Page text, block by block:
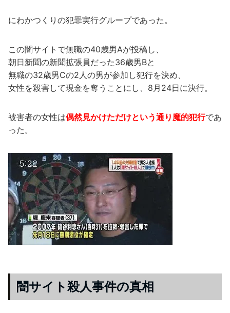
にわかつくりの犯罪実行グループであった。
この闇サイトで無職の40歳男Aが投稿し、
朝日新聞の新聞拡張員だった36歳男Bと
無職の32歳男Cの2人の男が参加し犯行を決め、
女性を殺害して現金を奪うことにし、8月24日に決行。
被害者の女性は偶然見かけただけという通り魔的犯行であ
った。
闇サイト殺人事件の真相